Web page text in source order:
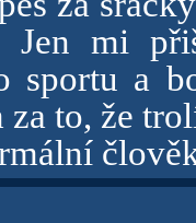
Jen mi
sportu a
to, že